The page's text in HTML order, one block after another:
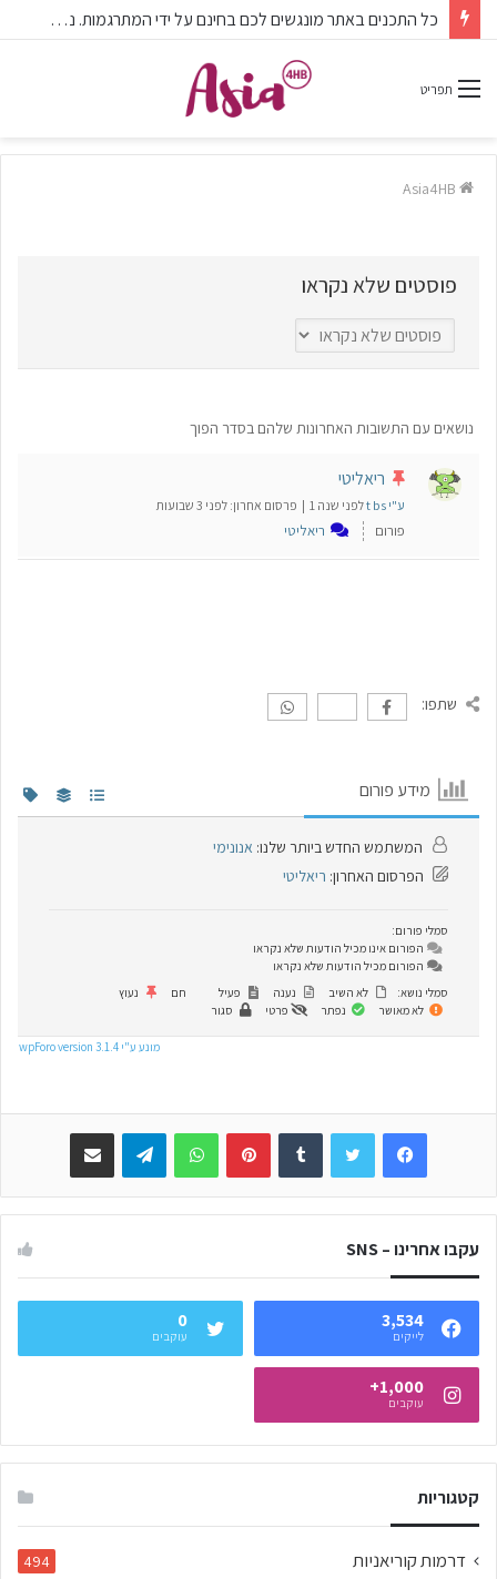
כל התכנים באתר מונגשים לכם בחינם על ידי המתרגמות. נשמח לעזרתכם בתפעול ותחזוקת האתר. לחצו על הקישור
תפריט
פוסטים שלא נקראו
נושאים עם התשובות האחרונות שלהם בסדר הפוך
ריאליטי
ע"י t bs לפני שנה 1 | פרסום אחרון: לפני 3 שבועות
פורום ריאליטי
שתפו:
מידע פורום
המשתמש החדש ביותר שלנו: אנונימי
הפרסום האחרון: ריאליטי
סמלי פורום:
הפורום אינו מכיל הודעות שלא נקראו
הפורום מכיל הודעות שלא נקראו
סמלי נושא:
לא השיב נענה פעיל חם
נעוץ
לא מאושר
נפתר פרטי סגור
מונע ע"י wpForo version 3.1.4
Facebook
WhatsApp
Telegram
עקבו אחרינו – SNS
3,534
לייקים
0
עוקבים
1,000+
עוקבים
קטגוריות
דרמות קוריאניות 494